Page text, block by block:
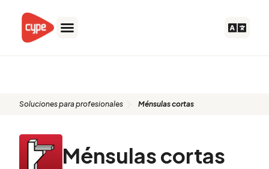
contenido
Soluciones para profesionales Ménsulas cortas
Ménsulas cortas